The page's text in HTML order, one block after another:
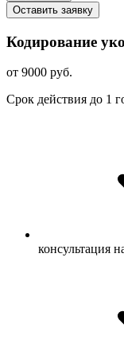
Оставить заявку
Кодирование
от 9000 руб.
Срок действия до 1
консультация